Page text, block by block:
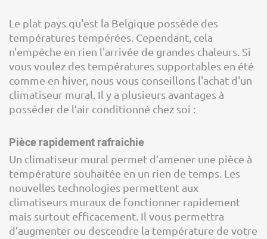
Le plat pays qu'est la Belgique possède des
températures tempérées. Cependant, cela
n'empêche en rien l'arrivée de grandes chaleurs. Si
vous voulez des températures supportables en été
comme en hiver, nous vous conseillons l'achat d'un
climatiseur mural. Il y a plusieurs avantages à
posséder de l’air conditionné chez soi :
Pièce rapidement rafraichie
Un climatiseur mural permet d’amener une pièce à
température souhaitée en un rien de temps. Les
nouvelles technologies permettent aux
climatiseurs muraux de fonctionner rapidement
mais surtout efficacement. Il vous permettra
d’augmenter ou descendre la température de votre